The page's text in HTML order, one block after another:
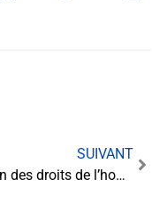
SUIVANT
L’Article L1111-92 : la protection des droits de l’homme au coeur du système pénal français